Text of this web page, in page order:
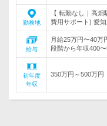
勤務地
【 転勤なし｜高
費用サポート) 愛
給与
月給25万円〜40
段階から年収400
初年度
年収
350万円～500万円